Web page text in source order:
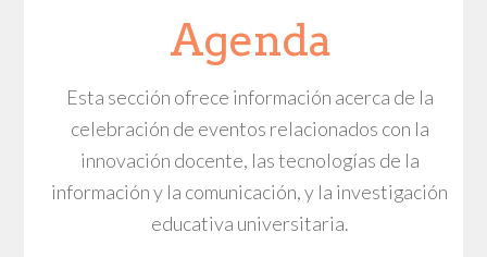
Agenda
Esta sección ofrece información acerca de la
celebración de eventos relacionados con la
innovación docente, las tecnologías de la
información y la comunicación, y la investigación
educativa universitaria.